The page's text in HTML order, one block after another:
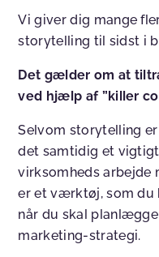
Vi giver dig mange
storytelling til sidst i
Det gælder om at
ved hjælp af ”killer
Selvom storytelling
det samtidig et
virksomheds arbejde
er et værktøj, som du
når du skal
marketing-strategi.